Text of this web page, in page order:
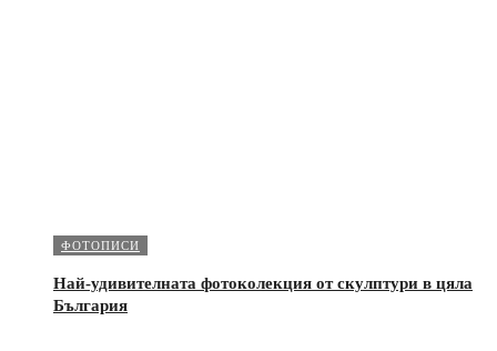
ФОТОПИСИ
Най-удивителната фотоколекция от скулптури в цяла
България